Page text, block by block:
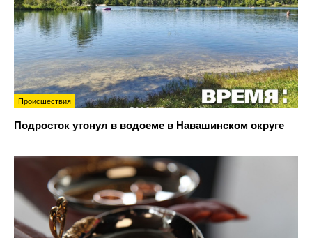
Происшествия
Подросток утонул в водоеме в Навашинском округе